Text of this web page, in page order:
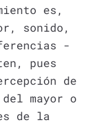
es,
sonido,
-
pues
de
mayor o
de la